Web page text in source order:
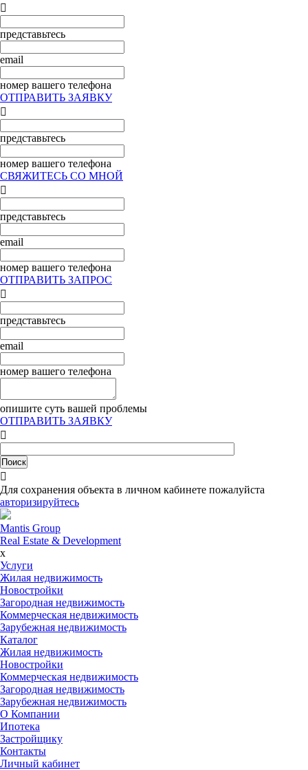

представьтесь
email
номер вашего телефона
ОТПРАВИТЬ ЗАЯВКУ

представьтесь
номер вашего телефона
СВЯЖИТЕСЬ СО МНОЙ

представьтесь
email
номер вашего телефона
ОТПРАВИТЬ ЗАПРОС

представьтесь
email
номер вашего телефона
опишите суть вашей проблемы
ОТПРАВИТЬ ЗАЯВКУ


Для сохранения объекта в личном кабинете пожалуйста
авторизируйтесь
Mantis Group
Real Estate & Development
x
Услуги
Жилая недвижимость
Новостройки
Загородная недвижимость
Коммерческая недвижимость
Зарубежная недвижимость
Каталог
Жилая недвижимость
Новостройки
Коммерческая недвижимость
Загородная недвижимость
Зарубежная недвижимость
О Компании
Ипотека
Застройщику
Контакты
Личный кабинет